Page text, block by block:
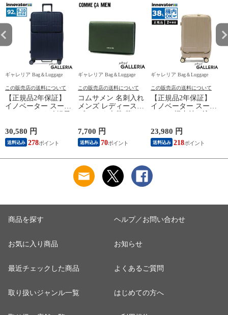
ギャレリア Bag＆Luggage
この販売店の送料について
【正規品2年保証】
イノベーター スーツ
ース suitcase ストッ
パー フロントポケッ
ト キャリーバッグ
30,580 円
送料込み 278
ギャレリア Bag＆Luggage
この販売店の送料について
コムサメン 名刺入れ
メンズ レディース
型 スリム 軽量 おし
ゃれ バイカラー カ
ードケース カード入
Cole 名刺入
WCM6755
7,700 円
送料込み 70
ギャレリア Bag＆Luggage
この販売店の送料について
【正規品2年保証】
イノベーター スーツ
量 innovator キャリー
ケース ブランド 小
さめ Sサイズ ストッ
Journey Cabin INV50
23,980 円
送料込み 218
商品を探す
お気に入り商品
最近チェックした商品
取り扱いジャンル一覧
ヘルプ／お問い合わせ
お知らせ
よくあるご質問
はじめての方へ